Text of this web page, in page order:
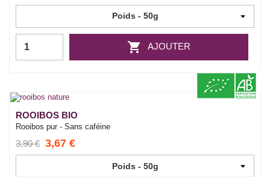
 AJOUTER
ROOIBOS BIO
Rooibos pur - Sans caféine
3,90 € 3,67 €